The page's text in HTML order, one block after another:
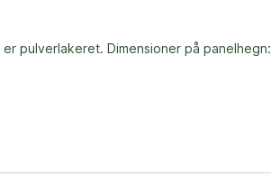
pulverlakeret. Dimensioner på panelhegn: